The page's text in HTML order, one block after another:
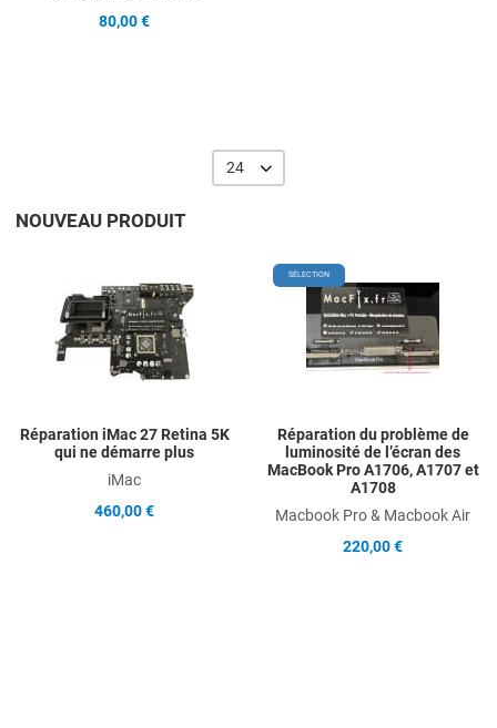
80,00 €
24
NOUVEAU PRODUIT
Add to Wishlist
Add to Compare
Quick View
Réparation iMac 27 Retina 5K
qui ne démarre plus
iMac
460,00 €
SÉLECTION
Réparation du problème de
luminosité de l’écran des
MacBook Pro A1706, A1707 et
A1708
Macbook Pro & Macbook Air
220,00 €